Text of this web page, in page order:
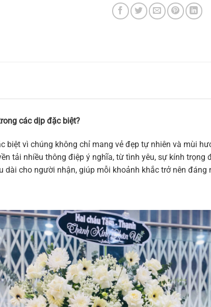
các dịp đặc biệt?
biệt vì chúng không chỉ mang vẻ đẹp tự nhiên và mùi
tải nhiều thông điệp ý nghĩa, từ tình yêu, sự kính trọng
cho người nhận, giúp mỗi khoảnh khắc trở nên đáng